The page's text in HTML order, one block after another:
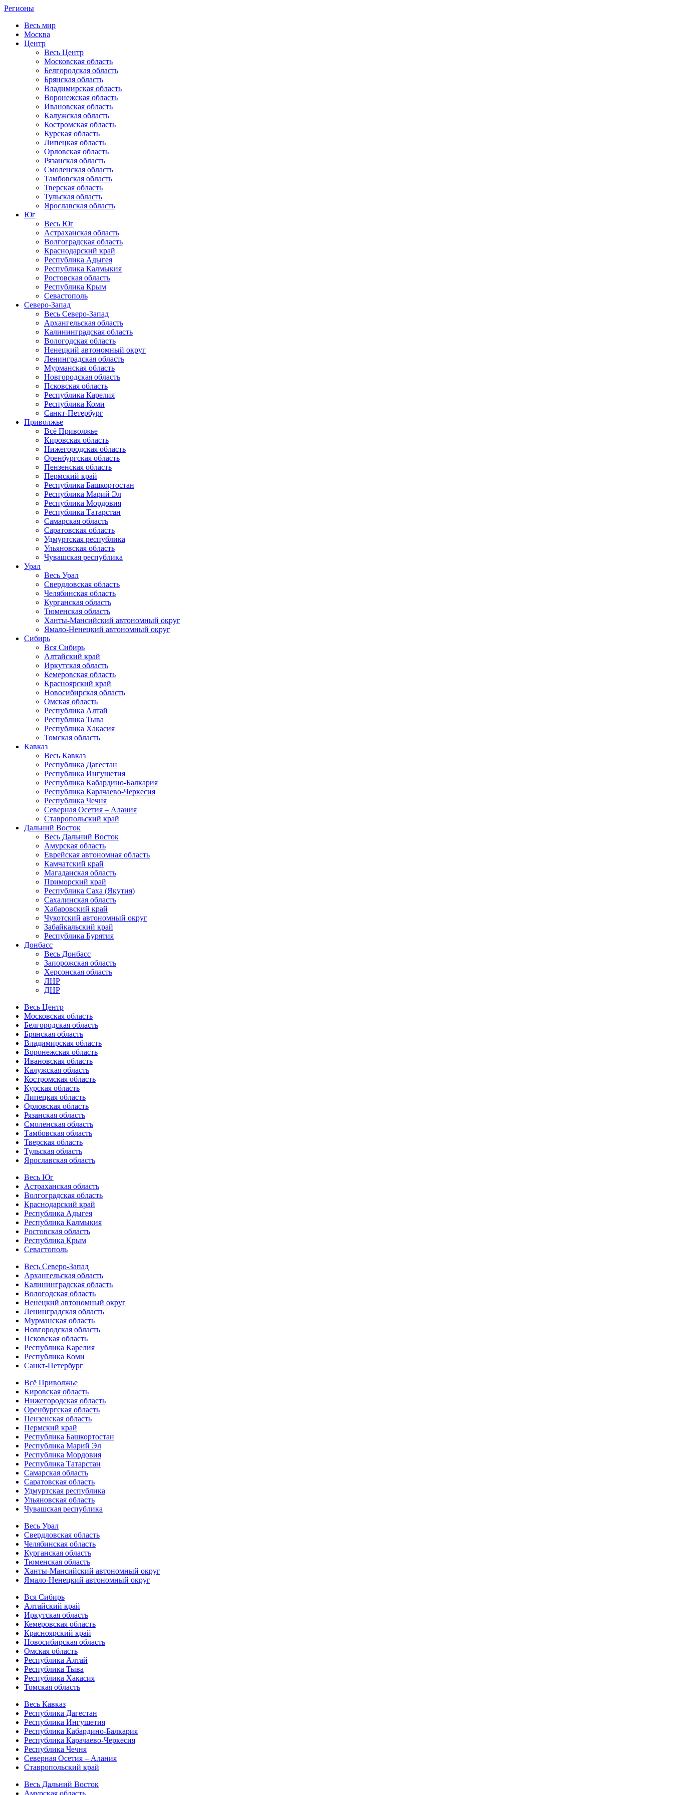
Регионы
Весь мир
Москва
Центр
Весь Центр
Московская область
Белгородская область
Брянская область
Владимирская область
Воронежская область
Ивановская область
Калужская область
Костромская область
Курская область
Липецкая область
Орловская область
Рязанская область
Смоленская область
Тамбовская область
Тверская область
Тульская область
Ярославская область
Юг
Весь Юг
Астраханская область
Волгоградская область
Краснодарский край
Республика Адыгея
Республика Калмыкия
Ростовская область
Республика Крым
Севастополь
Северо-Запад
Весь Северо-Запад
Архангельская область
Калининградская область
Вологодская область
Ненецкий автономный округ
Ленинградская область
Мурманская область
Новгородская область
Псковская область
Республика Карелия
Республика Коми
Санкт-Петербург
Приволжье
Всё Приволжье
Кировская область
Нижегородская область
Оренбургская область
Пензенская область
Пермский край
Республика Башкортостан
Республика Марий Эл
Республика Мордовия
Республика Татарстан
Самарская область
Саратовская область
Удмуртская республика
Ульяновская область
Чувашская республика
Урал
Весь Урал
Свердловская область
Челябинская область
Курганская область
Тюменская область
Ханты-Мансийский автономный округ
Ямало-Ненецкий автономный округ
Сибирь
Вся Сибирь
Алтайский край
Иркутская область
Кемеровская область
Красноярский край
Новосибирская область
Омская область
Республика Алтай
Республика Тыва
Республика Хакасия
Томская область
Кавказ
Весь Кавказ
Республика Дагестан
Республика Ингушетия
Республика Кабардино-Балкария
Республика Карачаево-Черкесия
Республика Чечня
Северная Осетия – Алания
Ставропольский край
Дальний Восток
Весь Дальний Восток
Амурская область
Еврейская автономная область
Камчатский край
Магаданская область
Приморский край
Республика Саха (Якутия)
Сахалинская область
Хабаровский край
Чукотский автономный округ
Забайкальский край
Республика Бурятия
Донбасс
Весь Донбасс
Запорожская область
Херсонская область
ЛНР
ДНР
Весь Центр
Московская область
Белгородская область
Брянская область
Владимирская область
Воронежская область
Ивановская область
Калужская область
Костромская область
Курская область
Липецкая область
Орловская область
Рязанская область
Смоленская область
Тамбовская область
Тверская область
Тульская область
Ярославская область
Весь Юг
Астраханская область
Волгоградская область
Краснодарский край
Республика Адыгея
Республика Калмыкия
Ростовская область
Республика Крым
Севастополь
Весь Северо-Запад
Архангельская область
Калининградская область
Вологодская область
Ненецкий автономный округ
Ленинградская область
Мурманская область
Новгородская область
Псковская область
Республика Карелия
Республика Коми
Санкт-Петербург
Всё Приволжье
Кировская область
Нижегородская область
Оренбургская область
Пензенская область
Пермский край
Республика Башкортостан
Республика Марий Эл
Республика Мордовия
Республика Татарстан
Самарская область
Саратовская область
Удмуртская республика
Ульяновская область
Чувашская республика
Весь Урал
Свердловская область
Челябинская область
Курганская область
Тюменская область
Ханты-Мансийский автономный округ
Ямало-Ненецкий автономный округ
Вся Сибирь
Алтайский край
Иркутская область
Кемеровская область
Красноярский край
Новосибирская область
Омская область
Республика Алтай
Республика Тыва
Республика Хакасия
Томская область
Весь Кавказ
Республика Дагестан
Республика Ингушетия
Республика Кабардино-Балкария
Республика Карачаево-Черкесия
Республика Чечня
Северная Осетия – Алания
Ставропольский край
Весь Дальний Восток
Амурская область